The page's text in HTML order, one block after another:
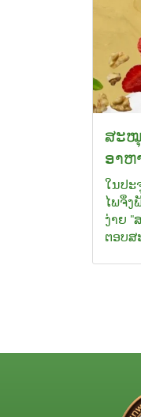
ສະໝຸ
ອາຫ
ໃນປະ
ໄພຈຶ່
ງ່າຍ
ຕອບ